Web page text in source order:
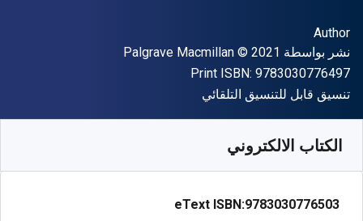
المؤلف (المؤلفون)
Author
الناشر
نشر بواسطة Palgrave Macmillan
حقوق الطبع والنشر © 2021
Print ISBN: 9783030776497
شكل
تنسيق قابل للتنسيق التلقائي
الكتاب الالكتروني
eText ISBN:9783030776503